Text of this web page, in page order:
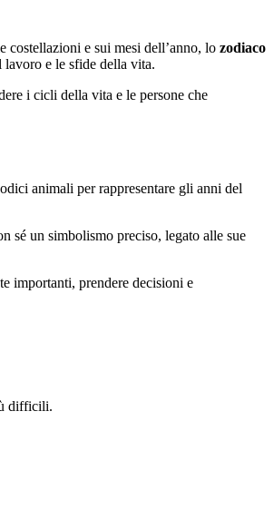
costellazioni e sui mesi dell’anno, lo zodiaco
lavoro e le sfide della vita.
i cicli della vita e le persone che
animali per rappresentare gli anni del
sé un simbolismo preciso, legato alle sue
importanti, prendere decisioni e
difficili.